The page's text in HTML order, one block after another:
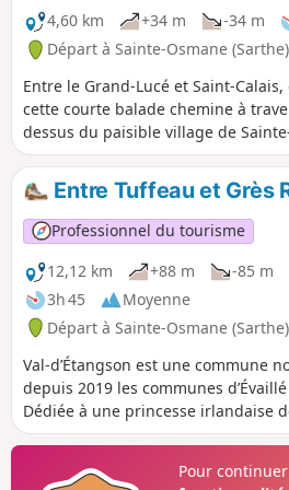
4,60 km +34 m -34 m
Départ à Sainte-Osmane (Sarthe)
Entre le Grand-Lucé et Saint-
cette courte balade chemine à
dessus du paisible village de
honneur à sa patronne à travers
près de l'église classée (XVIe
sculptée en 2003 dans une bille de
est flanquée d'un... sanglier ! Elle
forêt.
Entre Tuffeau et Grès
Professionnel du tourisme
12,12 km
+88 m
-85 m
3h 45
Moyenne
Départ à Sainte-Osmane (Sarthe)
Val-d’Étangson est une commune
depuis 2019 les communes
Dédiée à une princesse irlandaise
ermite en Bretagne, l'église,
l'antique. Les habitants, en
Pour